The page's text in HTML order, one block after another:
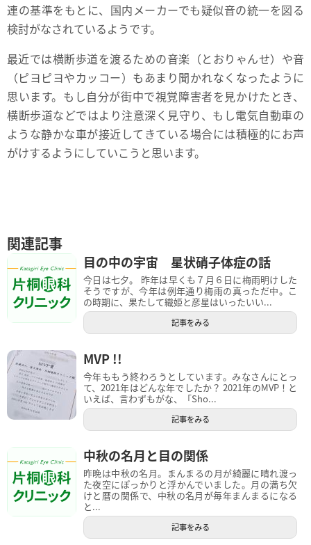
連の基準をもとに、国内メーカーでも疑似音の統一を図る
検討がなされているようです。
最近では横断歩道を渡るための音楽（とおりゃんせ）や音
（ピヨピヨやカッコー）もあまり聞かれなくなったように
思います。もし自分が街中で視覚障害者を見かけたとき、
横断歩道などではより注意深く見守り、もし電気自動車の
ような静かな車が接近してきている場合には積極的にお声
がけするようにしていこうと思います。
関連記事
目の中の宇宙 星状硝子体症の話
今日は七夕。 昨年は早くも７月６日に梅雨明けした
そうですが、今年は例年通り梅雨の真っただ中。こ
の時期に、果たして織姫と彦星はいったいい...
記事をみる
MVP !!
今年ももう終わろうとしています。みなさんにとっ
て、2021年はどんな年でしたか？ 2021年のMVP！と
いえば、言わずもがな、「Sho...
記事をみる
中秋の名月と目の関係
昨晩は中秋の名月。まんまるの月が綺麗に晴れ渡っ
た夜空にぽっかりと浮かんでいました。月の満ち欠
けと暦の関係で、中秋の名月が毎年まんまるになる
と...
記事をみる